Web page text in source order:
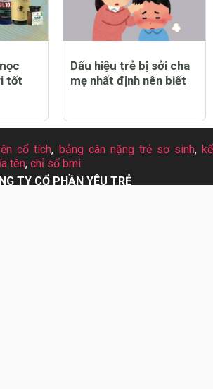
tốt
Dấu hiệu trẻ bị sởi cha
mẹ nhất định nên biết
cổ tích, bảng cân nặng trẻ sơ sinh, kể
tên, chỉ số bmi
TY CỔ PHẦN YÊU TRẺ